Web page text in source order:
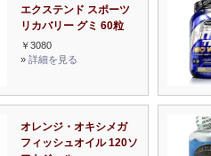
エクステンド スポーツ
リカバリー グミ 60粒
￥3080
» 詳細を見る
オレンジ・オキシメガ
フィッシュオイル 120ソ